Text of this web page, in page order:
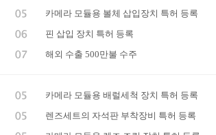
카메라 모듈용 볼체 삽입장치 특허 등록
핀 삽입 장치 특허 등록
해외 수출 500만불 수주
카메라 모듈용 배럴세척 장치 특허 등록
렌즈세트의 자석판 부착장비 특허 등록